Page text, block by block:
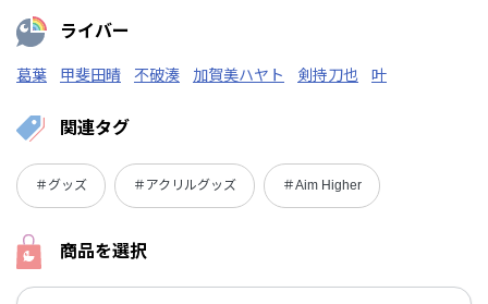
ライバー
葛葉 甲斐田晴 不破湊 加賀美ハヤト 剣持刀也 叶
関連タグ
＃グッズ ＃アクリルグッズ ＃Aim Higher
商品を選択